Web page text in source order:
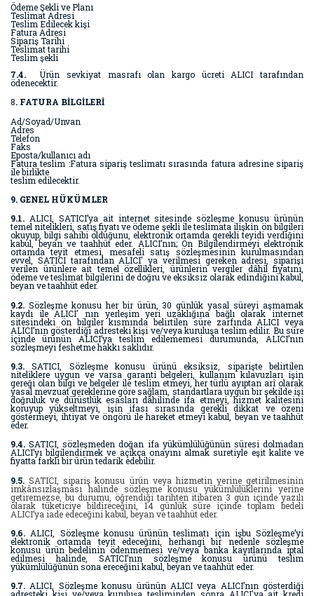
Ödeme Şekli ve Planı
Teslimat Adresi
Teslim Edilecek kişi
Fatura Adresi
Sipariş Tarihi
Teslimat tarihi
Teslim şekli
7.4. Ürün sevkiyat masrafı olan kargo ücreti ALICI tarafından
ödenecektir.
8. FATURA BİLGİLERİ
Ad/Soyad/Unvan
Adres
Telefon
Faks
Eposta/kullanıcı adı
Fatura teslim :Fatura sipariş teslimatı sırasında fatura adresine sipariş
ile birlikte
teslim edilecektir.
9. GENEL HÜKÜMLER
9.1. ALICI, SATICI’ya ait internet sitesinde sözleşme konusu ürünün
temel nitelikleri, satış fiyatı ve ödeme şekli ile teslimata ilişkin ön bilgileri
okuyup, bilgi sahibi olduğunu, elektronik ortamda gerekli teyidi verdiğini
kabul, beyan ve taahhüt eder. ALICI’nın; Ön Bilgilendirmeyi elektronik
ortamda teyit etmesi, mesafeli satış sözleşmesinin kurulmasından
evvel, SATICI tarafından ALICI' ya verilmesi gereken adresi, siparişi
verilen ürünlere ait temel özellikleri, ürünlerin vergiler dâhil fiyatını,
ödeme ve teslimat bilgilerini de doğru ve eksiksiz olarak edindiğini kabul,
beyan ve taahhüt eder.
9.2. Sözleşme konusu her bir ürün, 30 günlük yasal süreyi aşmamak
kaydı ile ALICI' nın yerleşim yeri uzaklığına bağlı olarak internet
sitesindeki ön bilgiler kısmında belirtilen süre zarfında ALICI veya
ALICI’nın gösterdiği adresteki kişi ve/veya kuruluşa teslim edilir. Bu süre
içinde ürünün ALICI’ya teslim edilememesi durumunda, ALICI’nın
sözleşmeyi feshetme hakkı saklıdır.
9.3. SATICI, Sözleşme konusu ürünü eksiksiz, siparişte belirtilen
niteliklere uygun ve varsa garanti belgeleri, kullanım kılavuzları işin
gereği olan bilgi ve belgeler ile teslim etmeyi, her türlü ayıptan arî olarak
yasal mevzuat gereklerine göre sağlam, standartlara uygun bir şekilde işi
doğruluk ve dürüstlük esasları dâhilinde ifa etmeyi, hizmet kalitesini
koruyup yükseltmeyi, işin ifası sırasında gerekli dikkat ve özeni
göstermeyi, ihtiyat ve öngörü ile hareket etmeyi kabul, beyan ve taahhüt
eder.
9.4. SATICI, sözleşmeden doğan ifa yükümlülüğünün süresi dolmadan
ALICI’yı bilgilendirmek ve açıkça onayını almak suretiyle eşit kalite ve
fiyatta farklı bir ürün tedarik edebilir.
9.5. SATICI, sipariş konusu ürün veya hizmetin yerine getirilmesinin
imkânsızlaşması halinde sözleşme konusu yükümlülüklerini yerine
getiremezse, bu durumu, öğrendiği tarihten itibaren 3 gün içinde yazılı
olarak tüketiciye bildireceğini, 14 günlük süre içinde toplam bedeli
ALICI’ya iade edeceğini kabul, beyan ve taahhüt eder.
9.6. ALICI, Sözleşme konusu ürünün teslimatı için işbu Sözleşme’yi
elektronik ortamda teyit edeceğini, herhangi bir nedenle sözleşme
konusu ürün bedelinin ödenmemesi ve/veya banka kayıtlarında iptal
edilmesi halinde, SATICI’nın sözleşme konusu ürünü teslim
yükümlülüğünün sona ereceğini kabul, beyan ve taahhüt eder.
9.7. ALICI, Sözleşme konusu ürünün ALICI veya ALICI’nın gösterdiği